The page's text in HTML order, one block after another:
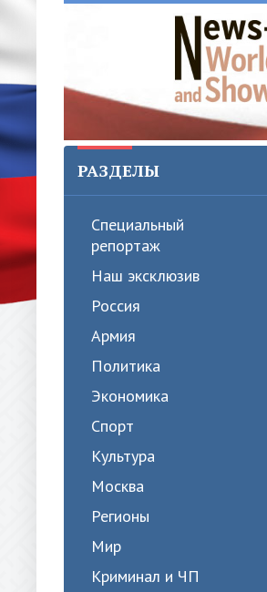
РАЗДЕЛЫ
Специальный
репортаж
Наш эксклюзив
Россия
Армия
Политика
Экономика
Спорт
Культура
Москва
Регионы
Мир
Криминал и ЧП